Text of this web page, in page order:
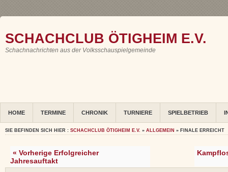
SCHACHCLUB ÖTIGHEIM E.V.
Schachnachrichten aus der Volksschauspielgemeinde
HOME TERMINE CHRONIK TURNIERE SPIELBETRIEB
SIE BEFINDEN SICH HIER : SCHACHCLUB ÖTIGHEIM E.V. » ALLGEMEIN » FINALE ERREICHT
« Vorherige Erfolgreicher
Jahresauftakt